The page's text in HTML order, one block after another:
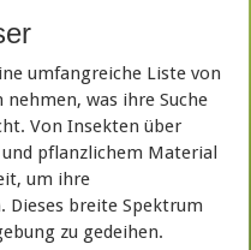
umfangreiche Liste von
was ihre Suche
Von Insekten über
pflanzlichem Material
um ihre
Dieses breite Spektrum
zu gedeihen.